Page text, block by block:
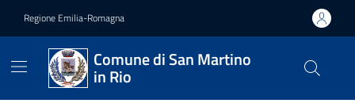
Regione Emilia-Romagna
Comune di San Martino
in Rio